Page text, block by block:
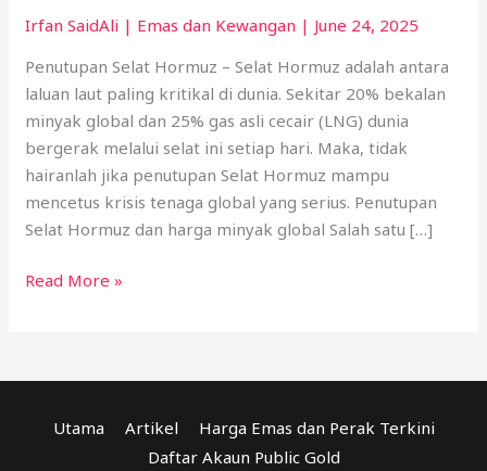
Irfan SaidAli | Emas dan Kewangan | June 24, 2025
Penutupan Selat Hormuz – Selat Hormuz adalah antara
laluan laut paling kritikal di dunia. Sekitar 20% bekalan
minyak global dan 25% gas asli cecair (LNG) dunia
bergerak melalui selat ini setiap hari. Maka, tidak
hairanlah jika penutupan Selat Hormuz mampu
mencetus krisis tenaga global yang serius. Penutupan
Selat Hormuz dan harga minyak global Salah satu […]
Read More »
Utama Artikel
Harga Emas dan Perak Terkini
Daftar Akaun Public Gold